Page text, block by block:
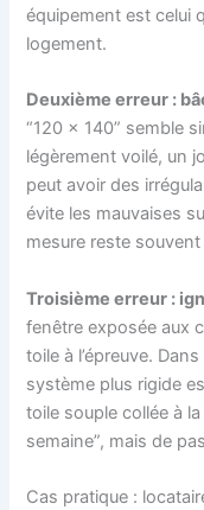
équipement est celui
logement.
Deuxième erreur :
“120 x 140” semble
légèrement voilé, un
peut avoir des
évite les mauvaises
mesure reste
Troisième erreur :
fenêtre exposée aux
toile à l’épreuve.
système plus rigide
toile souple collée à la
semaine”, mais de
Cas pratique :